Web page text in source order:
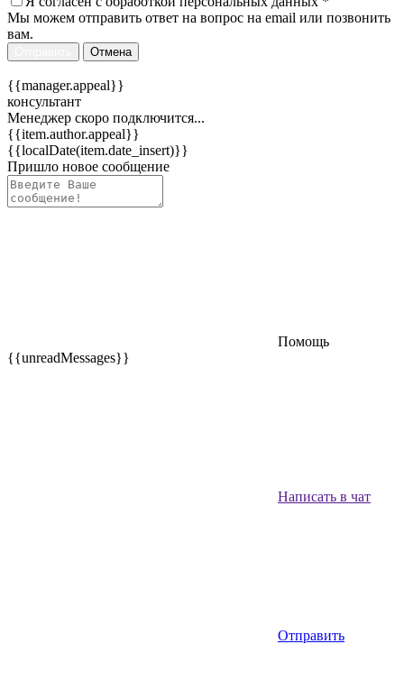
Мы можем отправить ответ на вопрос на email или позвонить
вам.
Отмена
{{manager.appeal}}
консультант
Менеджер скоро подключится...
{{item.author.appeal}}
{{localDate(item.date_insert)}}
Пришло новое сообщение
Помощь
{{unreadMessages}}
Написать в чат
Отправить